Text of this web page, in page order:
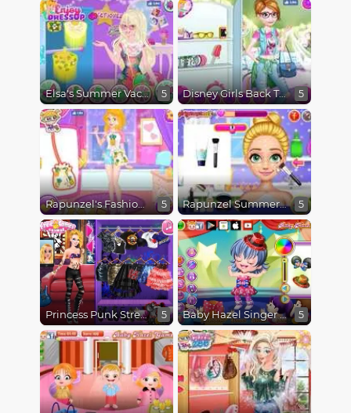
Elsa's Summer Vacation 5 Disney Girls Back To School 5
Rapunzel's Fashionable Sneakers 5 Rapunzel Summer Makeup 5
Princess Punk Street Style 5 Baby Hazel Singer Dressup 5